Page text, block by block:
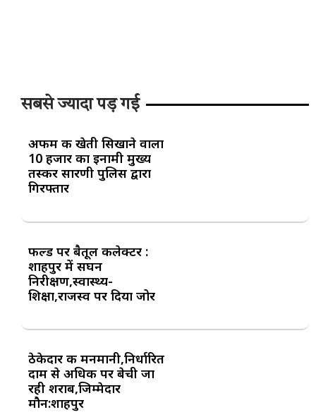
सबसे ज्यादा पड़ गई
अफीम की खेती सिखाने वाला
10 हजार का इनामी मुख्य
तस्कर सारणी पुलिस द्वारा
गिरफ्तार
फील्ड पर बैतूल कलेक्टर :
शाहपुर में सघन
निरीक्षण,स्वास्थ्य-
शिक्षा,राजस्व पर दिया जोर
ठेकेदार की मनमानी,निर्धारित
दाम से अधिक पर बेची जा
रही शराब,जिम्मेदार
मौन:शाहपुर